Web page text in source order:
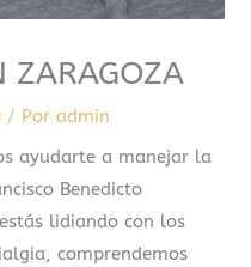
ZARAGOZA
/ Poradmin
ayudarte a manejar la
Benedicto
lidiando con los
comprendemos